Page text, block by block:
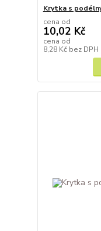
Krytka s
cena od
10,02 Kč
cena od
8,28 Kč bez DPH